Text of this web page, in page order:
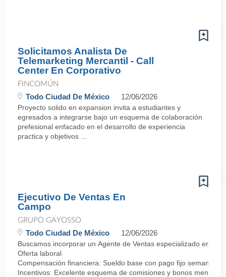
Solicitamos Analista De
Telemarketing Mercantil - Call
Center En Corporativo
FINCOMÚN
Todo Ciudad De México 12/06/2026
Proyecto solido en expansion invita a estudiantes y
egresados a integrarse bajo un esquema de colaboración
prefesional enfacado en el desarrollo de experiencia
practica y objetivos ...
Ejecutivo De Ventas En
Campo
GRUPO GAYOSSO
Todo Ciudad De México 12/06/2026
Buscamos incorporar un Agente de Ventas especializado en
Oferta laboral
Compensación financiera: Sueldo base con pago fijo semanal.
Incentivos: Excelente esquema de comisiones y bonos